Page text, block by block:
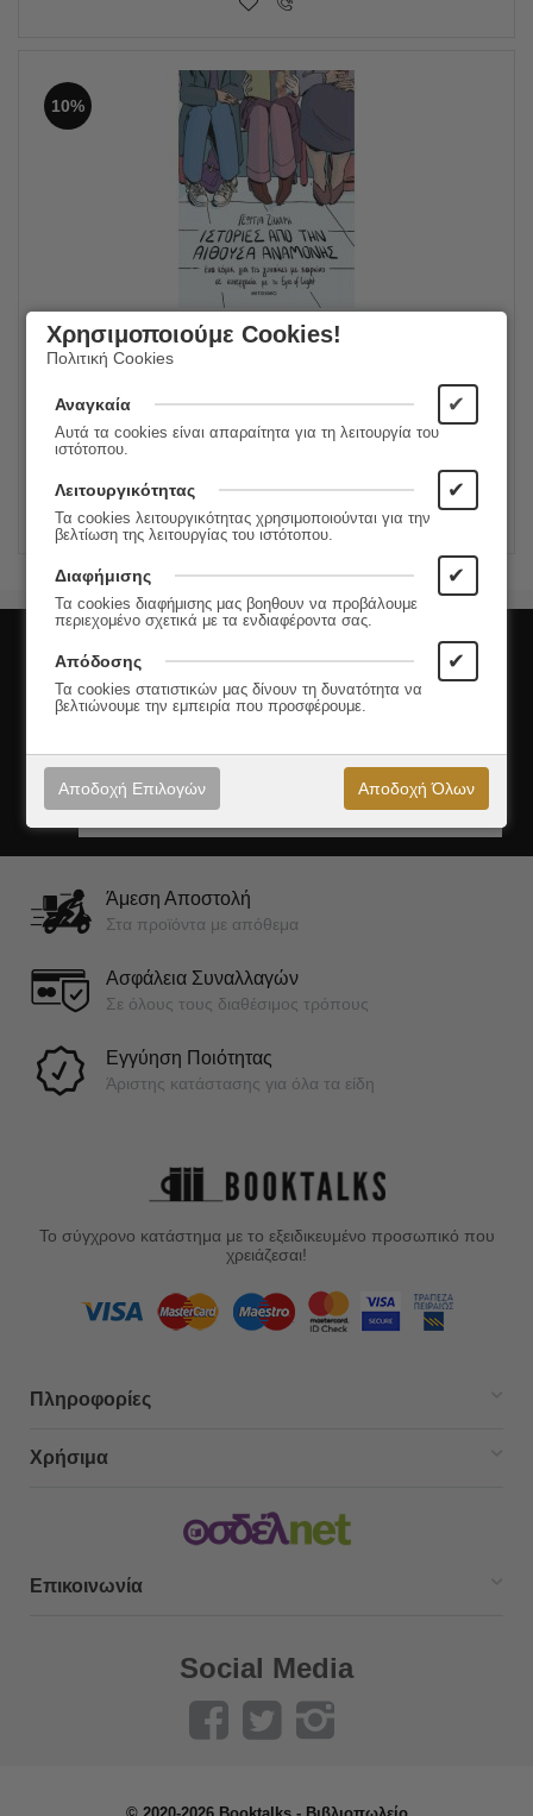
10%
Ιστορίες από την αίθουσα αναμονής
Εκδόσεις:
Μεταίχμιο 14.94
Εγγραφή στο Newsletter
Μάθετε πρώτοι τις νέες κυκλοφορίες και τις
Εγγραφή
Άμεση Αποστολή
Στα προϊόντα με απόθεμα
Ασφάλεια Συναλλαγών
Σε όλους τους διαθέσιμος τρόπους
Εγγύηση Ποιότητας
Άριστης κατάστασης για όλα τα είδη
Το σύγχρονο κατάστημα με το εξειδικευμένο προσωπικό που
χρειάζεσαι!
Πληροφορίες
Χρήσιμα
Επικοινωνία
Social Media
Χρησιμοποιούμε Cookies!
Πολιτική Cookies
Αναγκαία ✔
Αυτά τα cookies είναι απαραίτητα για τη λειτουργία του
ιστότοπου.
Λειτουργικότητας ✔
Τα cookies λειτουργικότητας χρησιμοποιούνται για την
βελτίωση της λειτουργίας του ιστότοπου.
Διαφήμισης ✔
Τα cookies διαφήμισης μας βοηθουν να προβάλουμε
περιεχομένο σχετικά με τα ενδιαφέροντα σας.
Απόδοσης ✔
Τα cookies στατιστικών μας δίνουν τη δυνατότητα να
βελτιώνουμε την εμπειρία που προσφέρουμε.
Αποδοχή Επιλογών Αποδοχή Όλων